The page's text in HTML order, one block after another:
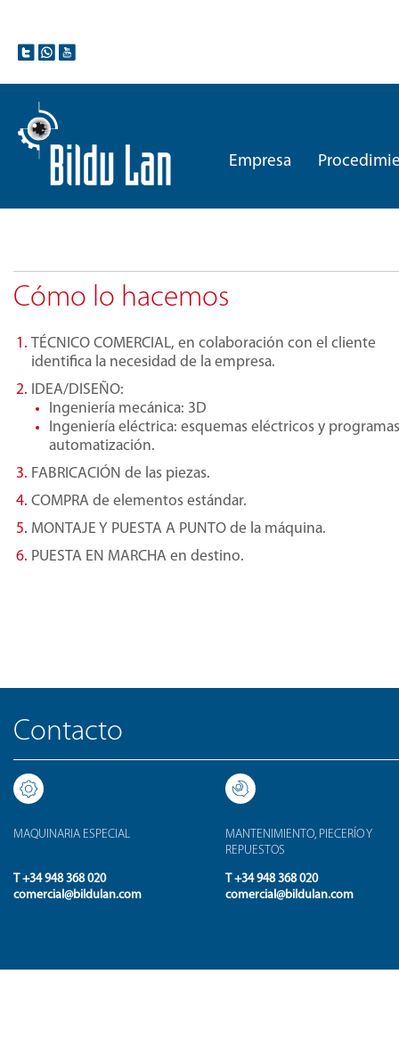
Empresa
Cómo lo hacemos
TÉCNICO COMERCIAL, en colaboración con el cliente
identifica la necesidad de la empresa.
IDEA/DISEÑO:
Ingeniería mecánica: 3D
Ingeniería eléctrica: esquemas eléctricos y
automatización.
FABRICACIÓN de las piezas.
COMPRA de elementos estándar.
MONTAJE Y PUESTA A PUNTO de la máquina.
PUESTA EN MARCHA en destino.
Contacto
MAQUINARIA ESPECIAL
T +34 948 368 020
comercial@bildulan.com
MANTENIMIENTO, PIECERÍO Y
REPUESTOS
T +34 948 368 020
comercial@bildulan.com